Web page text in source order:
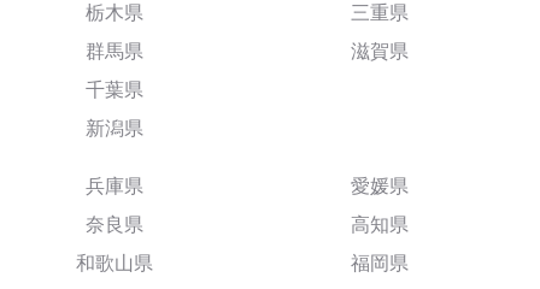
栃木県
群馬県
千葉県
新潟県
三重県
滋賀県
兵庫県
奈良県
和歌山県
愛媛県
高知県
福岡県